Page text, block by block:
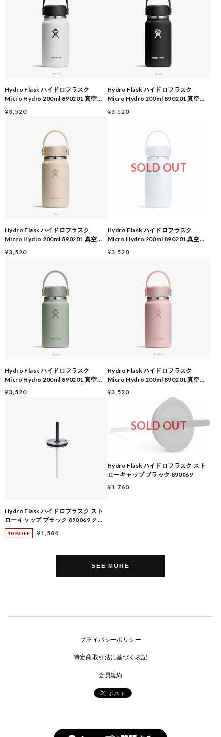
Hydro Flask ハイドロフラスク
Micro Hydro 200ml 890201 真空断
6時間 ミニボトル コンパクト 水筒
¥3,520
Hydro Flask ハイドロフラスク
Micro Hydro 200ml 890201 真空断
6時間 ミニボトル コンパクト 水筒
¥3,520
Hydro Flask ハイドロフラスク
Micro Hydro 200ml 890201 真空断
6時間 ミニボトル コンパクト 水筒
¥3,520
SOLD OUT
Hydro Flask ハイドロフラスク
Micro Hydro 200ml 890201 真空断
6時間 ミニボトル コンパクト 水筒
¥3,520
Hydro Flask ハイドロフラスク
Micro Hydro 200ml 890201 真空断
6時間 ミニボトル コンパクト 水筒
¥3,520
Hydro Flask ハイドロフラスク
Micro Hydro 200ml 890201 真空断
6時間 ミニボトル コンパクト 水筒
¥3,520
Hydro Flask ハイドロフラスク スト
ローキャップ ブラック 890069 クリ
ア
10%OFF ¥1,584
SOLD OUT
Hydro Flask ハイドロフラスク スト
ローキャップ ブラック 890069
¥1,760
SEE MORE
プライバシーポリシー
特定商取引法に基づく表記
会員規約